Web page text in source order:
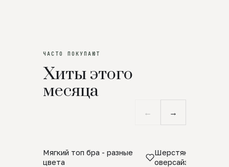
ЧАСТО ПОКУПАЮТ
Хиты этого
месяца
← →
Мягкий топ бра - разные
цвета
Шерстяной свитер
оверсайз 100%